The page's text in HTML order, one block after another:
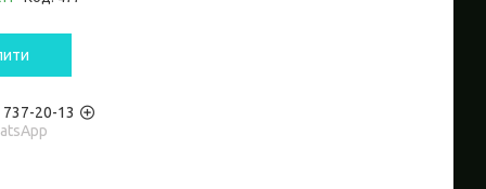
737-20-13